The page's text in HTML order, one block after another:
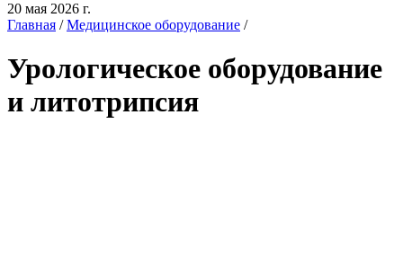
20 мая 2026 г.
Главная / Медицинское оборудование /
Урологическое оборудование
и литотрипсия